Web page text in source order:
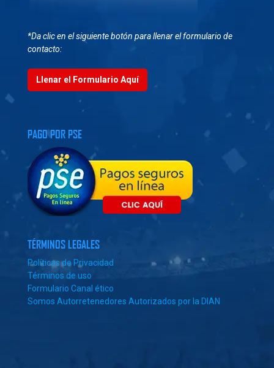
*Da clic en el siguiente botón para llenar el formulario de
contacto:
Llenar el Formulario Aquí
PAGO POR PSE
TÉRMINOS LEGALES
Políticas de Privacidad
Términos de uso
Formulario Canal ético
Somos Autorretenedores Autorizados por la DIAN